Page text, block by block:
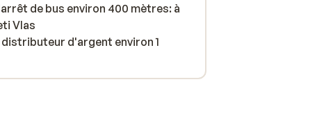
de bus environ 400 mètres: à
Vlas
d'argent environ 1